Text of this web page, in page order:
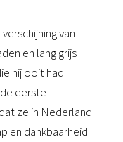
van
en lang grijs
hij ooit had
eerste
ze in Nederland
en dankbaarheid